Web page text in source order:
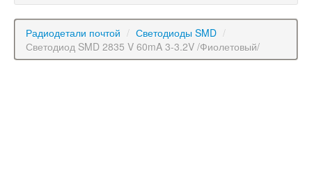
Радиодетали почтой / Светодиоды SMD /
Светодиод SMD 2835 V 60mA 3-3.2V /Фиолетовый/